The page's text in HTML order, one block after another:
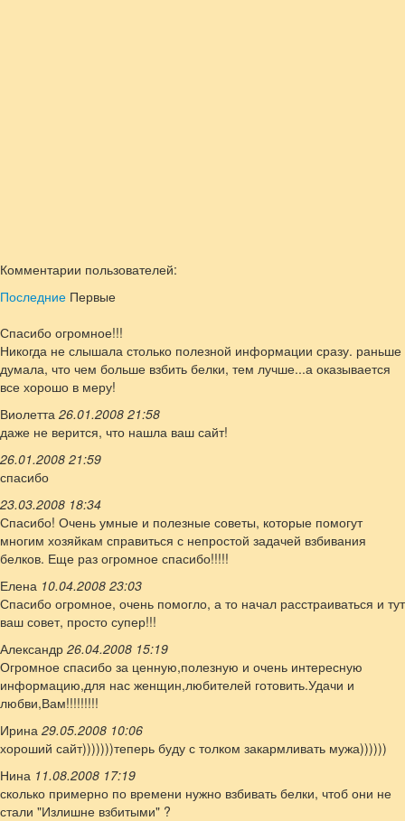
Комментарии пользователей:
Последние Первые
Спасибо огромное!!!
Никогда не слышала столько полезной информации сразу. раньше
думала, что чем больше взбить белки, тем лучше...а оказывается
все хорошо в меру!
Виолетта 26.01.2008 21:58
даже не верится, что нашла ваш сайт!
26.01.2008 21:59
спасибо
23.03.2008 18:34
Спасибо! Очень умные и полезные советы, которые помогут
многим хозяйкам справиться с непростой задачей взбивания
белков. Еще раз огромное спасибо!!!!!
Елена 10.04.2008 23:03
Спасибо огромное, очень помогло, а то начал расстраиваться и тут
ваш совет, просто супер!!!
Александр 26.04.2008 15:19
Огромное спасибо за ценную,полезную и очень интересную
информацию,для нас женщин,любителей готовить.Удачи и
любви,Вам!!!!!!!!!
Ирина 29.05.2008 10:06
хороший сайт)))))))теперь буду с толком закармливать мужа))))))
Нина 11.08.2008 17:19
сколько примерно по времени нужно взбивать белки, чтоб они не
стали "Излишне взбитыми" ?